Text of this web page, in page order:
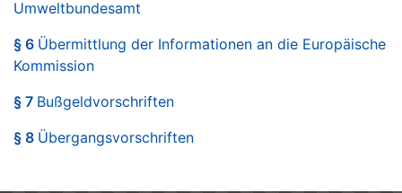
Umweltbundesamt
§ 6 Übermittlung der Informationen an die Europäische
Kommission
§ 7 Bußgeldvorschriften
§ 8 Übergangsvorschriften